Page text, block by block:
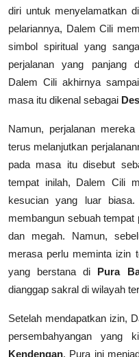
diri untuk menyelamatkan
pelariannya, Dalem Cili
simbol spiritual yang
perjalanan yang panjang
Dalem Cili akhirnya
masa itu dikenal sebagai
Namun, perjalanan
terus melanjutkan
pada masa itu disebut
tempat inilah, Dalem Cili
kesucian yang luar
membangun sebuah
dan megah. Namun,
merasa perlu meminta izin
yang berstana di Pura
dianggap sakral di wilayah
Setelah mendapatkan izin,
persembahyangan yang
Kendengan. Pura ini